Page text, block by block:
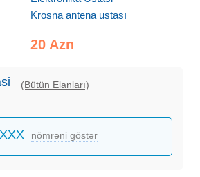
Krosna antena ustası
20 Azn
(Bütün Elanları)
nömrəni göstər